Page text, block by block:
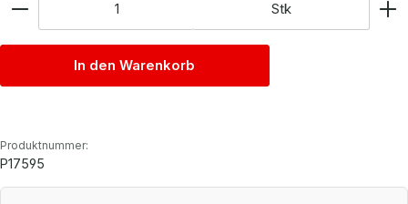
Stk
In den Warenkorb
Produktnummer:
P17595